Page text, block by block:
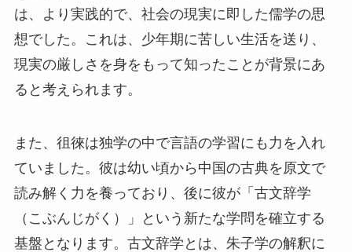
は、より実践的で、社会の現実に即した儒学の思
想でした。これは、少年期に苦しい生活を送り、
現実の厳しさを身をもって知ったことが背景にあ
ると考えられます。
また、徂徠は独学の中で言語の学習にも力を入れ
ていました。彼は幼い頃から中国の古典を原文で
読み解く力を養っており、後に彼が「古文辞学
（こぶんじがく）」という新たな学問を確立する
基盤となります。古文辞学とは、朱子学の解釈に